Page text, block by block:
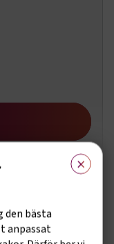
×
den bästa
anpassat